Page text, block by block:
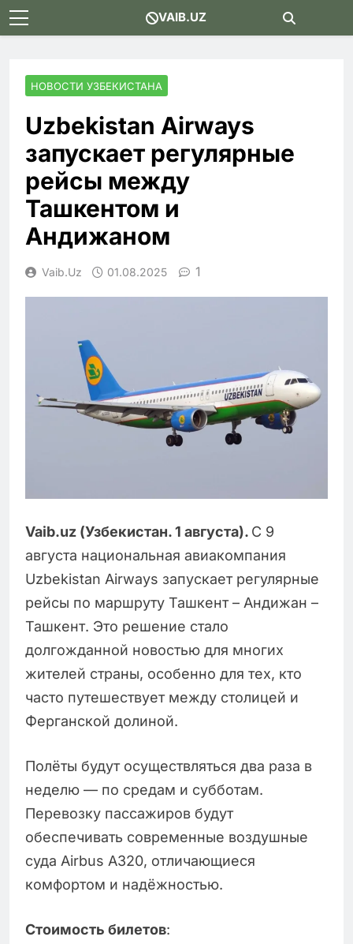
Skip
to
VAIB.UZ
НОВОСТИ УЗБЕКИСТАНА
Uzbekistan Airways
запускает регулярные
рейсы между
Ташкентом и
Андижаном
Vaib.uz 01.08.2025 1
Vaib.uz (Узбекистан. 1 августа). С 9
августа национальная авиакомпания
Uzbekistan Airways запускает регулярные
рейсы по маршруту Ташкент – Андижан –
Ташкент. Это решение стало
долгожданной новостью для многих
жителей страны, особенно для тех, кто
часто путешествует между столицей и
Ферганской долиной.
Полёты будут осуществляться два раза в
неделю — по средам и субботам.
Перевозку пассажиров будут
обеспечивать современные воздушные
суда Airbus A320, отличающиеся
комфортом и надёжностью.
Стоимость билетов: